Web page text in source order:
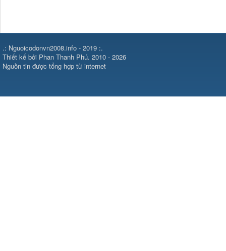
.: Nguoicodonvn2008.info - 2019 :.
Thiết kế bởi Phan Thanh Phú. 2010 - 2026
Nguồn tin được tổng hợp từ internet